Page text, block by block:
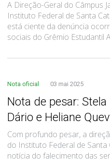
A Direção-Geral do Câmpus
Instituto Federal de Santa
está ciente da denúncia
sociais do Grêmio Estudantil
Nota oficial 03 mai 2025
Nota de pesar:
Dário e Heliane
Com profundo pesar, a
do Instituto Federal de Santa
notícia do falecimento das